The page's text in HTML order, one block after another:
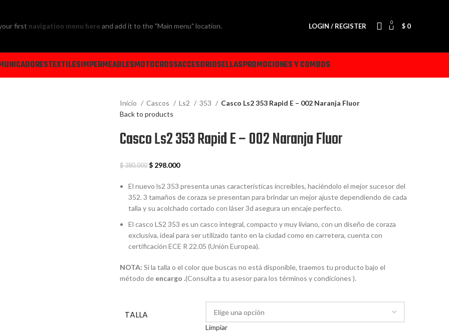
first navigation menu hereand add it to the "Main menu" location. LOGIN / REGISTER 0 $ 0
TEXTILESIMPERMEABLESMOTOCROSSACCESORIOSELLASPROMOCIONES Y COMBOS
Inicio Cascos Ls2 353
Casco Ls2 353 Rapid E – 002 Naranja Fluor
Back to products
Casco Ls2 353 Rapid E – 002 Naranja Fluor
$380.000 $ 298.000
El nuevo ls2 353 presenta unas características increíbles, haciéndolo el mejor sucesor del
352. 3 tamaños de coraza se presentan para brindar un mejor ajuste dependiendo de cada
talla y su acolchado cortado con láser 3d asegura un encaje perfecto.
El casco LS2 353 es un casco integral, compacto y muy liviano, con un diseño de coraza
exclusiva, ideal para ser utilizado tanto en la ciudad como en carretera, cuenta con
certificación ECE R 22.05 (Unión Europea).
NOTA: Si la talla o el color que buscas no está disponible, traemos tu producto bajo el
método de encargo .(Consulta a tu asesor para los términos y condiciones ).
TALLA
Limpiar